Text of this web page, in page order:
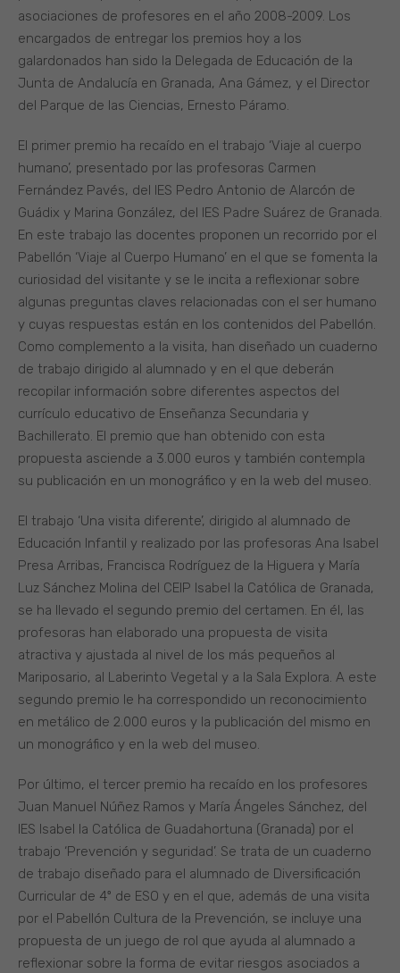
asociaciones de profesores en el año 2008-2009. Los
encargados de entregar los premios hoy a los
galardonados han sido la Delegada de Educación de la
Junta de Andalucía en Granada, Ana Gámez, y el Director
del Parque de las Ciencias, Ernesto Páramo.
El primer premio ha recaído en el trabajo ‘Viaje al cuerpo
humano’, presentado por las profesoras Carmen
Fernández Pavés, del IES Pedro Antonio de Alarcón de
Guádix y Marina González, del IES Padre Suárez de Granada.
En este trabajo las docentes proponen un recorrido por el
Pabellón ‘Viaje al Cuerpo Humano’ en el que se fomenta la
curiosidad del visitante y se le incita a reflexionar sobre
algunas preguntas claves relacionadas con el ser humano
y cuyas respuestas están en los contenidos del Pabellón.
Como complemento a la visita, han diseñado un cuaderno
de trabajo dirigido al alumnado y en el que deberán
recopilar información sobre diferentes aspectos del
currículo educativo de Enseñanza Secundaria y
Bachillerato. El premio que han obtenido con esta
propuesta asciende a 3.000 euros y también contempla
su publicación en un monográfico y en la web del museo.
El trabajo ‘Una visita diferente’, dirigido al alumnado de
Educación Infantil y realizado por las profesoras Ana Isabel
Presa Arribas, Francisca Rodríguez de la Higuera y María
Luz Sánchez Molina del CEIP Isabel la Católica de Granada,
se ha llevado el segundo premio del certamen. En él, las
profesoras han elaborado una propuesta de visita
atractiva y ajustada al nivel de los más pequeños al
Mariposario, al Laberinto Vegetal y a la Sala Explora. A este
segundo premio le ha correspondido un reconocimiento
en metálico de 2.000 euros y la publicación del mismo en
un monográfico y en la web del museo.
Por último, el tercer premio ha recaído en los profesores
Juan Manuel Núñez Ramos y María Ángeles Sánchez, del
IES Isabel la Católica de Guadahortuna (Granada) por el
trabajo ‘Prevención y seguridad’. Se trata de un cuaderno
de trabajo diseñado para el alumnado de Diversificación
Curricular de 4º de ESO y en el que, además de una visita
por el Pabellón Cultura de la Prevención, se incluye una
propuesta de un juego de rol que ayuda al alumnado a
reflexionar sobre la forma de evitar riesgos asociados a